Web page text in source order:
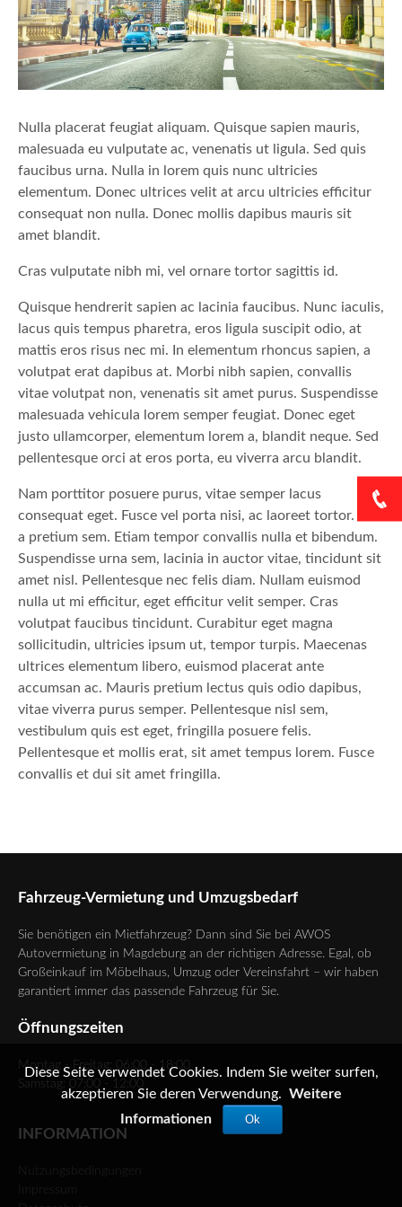
Nulla placerat feugiat aliquam. Quisque sapien mauris,
malesuada eu vulputate ac, venenatis ut ligula. Sed quis
faucibus urna. Nulla in lorem quis nunc ultricies
elementum. Donec ultrices velit at arcu ultricies efficitur
consequat non nulla. Donec mollis dapibus mauris sit
amet blandit.
Cras vulputate nibh mi, vel ornare tortor sagittis id.
Quisque hendrerit sapien ac lacinia faucibus. Nunc iaculis,
lacus quis tempus pharetra, eros ligula suscipit odio, at
mattis eros risus nec mi. In elementum rhoncus sapien, a
volutpat erat dapibus at. Morbi nibh sapien, convallis
vitae volutpat non, venenatis sit amet purus. Suspendisse
malesuada vehicula lorem semper feugiat. Donec eget
justo ullamcorper, elementum lorem a, blandit neque. Sed
pellentesque orci at eros porta, eu viverra arcu blandit.
Nam porttitor posuere purus, vitae semper lacus
consequat eget. Fusce vel porta nisi, ac laoreet tortor. Sed
a pretium sem. Etiam tempor convallis nulla et bibendum.
Suspendisse urna sem, lacinia in auctor vitae, tincidunt sit
amet nisl. Pellentesque nec felis diam. Nullam euismod
nulla ut mi efficitur, eget efficitur velit semper. Cras
volutpat faucibus tincidunt. Curabitur eget magna
sollicitudin, ultricies ipsum ut, tempor turpis. Maecenas
ultrices elementum libero, euismod placerat ante
accumsan ac. Mauris pretium lectus quis odio dapibus,
vitae viverra purus semper. Pellentesque nisl sem,
vestibulum quis est eget, fringilla posuere felis.
Pellentesque et mollis erat, sit amet tempus lorem. Fusce
convallis et dui sit amet fringilla.
Fahrzeug-Vermietung und Umzugsbedarf
Sie benötigen ein Mietfahrzeug? Dann sind Sie bei AWOS
Autovermietung in Magdeburg an der richtigen Adresse. Egal, ob
Großeinkauf im Möbelhaus, Umzug oder Vereinsfahrt – wir haben
garantiert immer das passende Fahrzeug für Sie.
Öffnungszeiten
Montag - Freitag: 06:00 - 18:00
Samstag: 07:00 - 12:00
INFORMATION
Nutzungsbedingungen
Diese Seite verwendet Cookies. Indem Sie weiter surfen,
akzeptieren Sie deren Verwendung. Weitere
Informationen
Ok